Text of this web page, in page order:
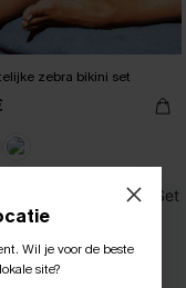
zebra bikini set
Wil je voor de beste
site?